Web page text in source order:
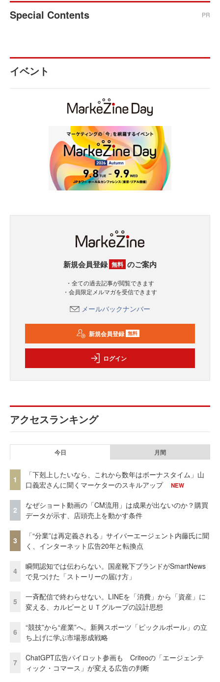
Special Contents PR
イベント
新規会員登録 無料 のご案内
・全ての過去記事が閲覧できます
・会員限定メルマガを受信できます
メールバックナンバー
新規会員登録 無料
ログイン
アクセスランキング
今日 月間
1
「下剋上したいなら、これから数年はボーナスタイム」山
口義宏さんに聞くマーケターのスキルアップ
NEW
2
なぜショート動画の「CM流用」は成果が出ないのか？購買
データが示す、店頭売上を動かす条件
3
「“分業”は再定義される」サイバーエージェント内藤氏に聞
く、インターネット広告20年と転換点
4
瞬間認知では伝わらない。国産靴下ブランドがSmartNews
で見つけた「ストーリーの届け方」
5
一斉配信で終わらせない。LINEを「消費」から「資産」に
変える、カルビーとＵＴグループの設計思想
6
“競技”から“産業”へ。新興スポーツ「ピックルボール」の立
ち上げに学ぶ市場形成戦略
7
ChatGPT広告パイロット参画も Criteoの「エージェンテ
ィック・コマース」が変える広告の判断